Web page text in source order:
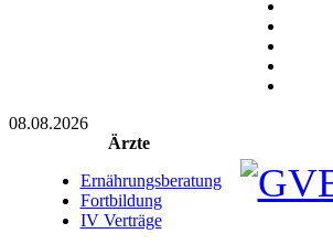
08.08.2026
Ärzte
Ernährungsberatung
Fortbildung
IV Verträge